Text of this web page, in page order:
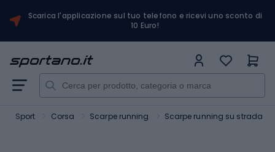
Scarica l'applicazione sul tuo telefono e ricevi uno sconto di
10 Euro!
Sport Corsa Scarpe running Scarpe running su strada